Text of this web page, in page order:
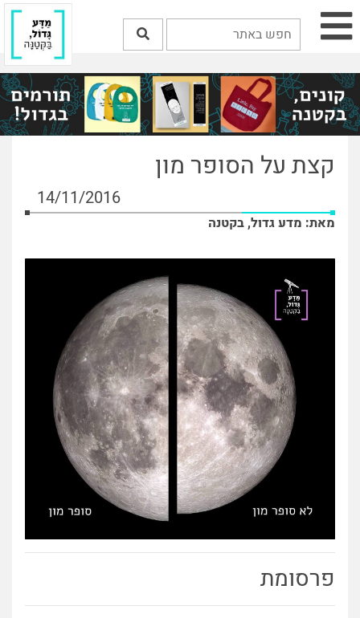
קצת על הסופר מון
14/11/2016
מאת: מדע גדול, בקטנה
פרסומת